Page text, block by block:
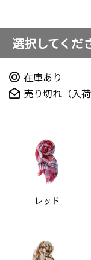
選択してくだ
在庫あり
売り切れ（入
レッド